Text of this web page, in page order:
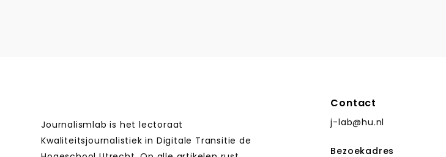
Journalismlab is het lectoraat
Kwaliteitsjournalistiek in Digitale Transitie de
Contact
j-lab@hu.nl
Bezoekadres